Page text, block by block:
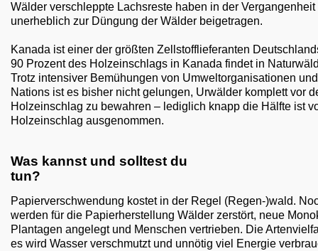
Wälder verschleppte Lachsreste haben in der Vergangenheit
unerheblich zur Düngung der Wälder beigetragen.
Kanada ist einer der größten Zellstofflieferanten
90 Prozent des Holzeinschlags in Kanada findet in
Trotz intensiver Bemühungen von Umweltorganisationen
Nations ist es bisher nicht gelungen, Urwälder komplett vor
Holzeinschlag zu bewahren – lediglich knapp die Hälfte ist
Holzeinschlag ausgenommen.
Was kannst und solltest du
tun?
Papierverschwendung kostet in der Regel (Regen-)wald.
werden für die Papierherstellung Wälder zerstört, neue
Plantagen angelegt und Menschen vertrieben. Die
es wird Wasser verschmutzt und unnötig viel Energie